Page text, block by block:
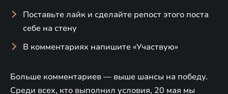
Поставьте лайк и сделайте репост этого поста
себе на стену
В комментариях напишите «Участвую»
Больше комментариев — выше шансы на победу.
Среди всех, кто выполнил условия, 20 мая мы